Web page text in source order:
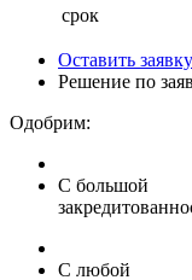
срок
Оставить заявку
Решение по
Одобрим:
С большой
С любой